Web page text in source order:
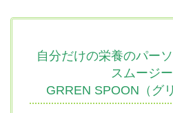
自分だけの栄養のパー
スムージ
GRREN SPOON（グ